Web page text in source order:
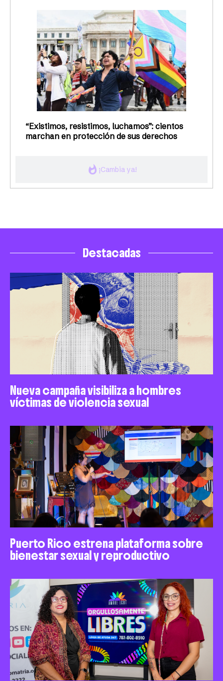
whatshot ¡Cambia ya!
“Existimos, resistimos, luchamos”: cientos
marchan en protección de sus derechos
Destacadas
Nueva campaña visibiliza a hombres
víctimas de violencia sexual
Puerto Rico estrena plataforma sobre
bienestar sexual y reproductivo